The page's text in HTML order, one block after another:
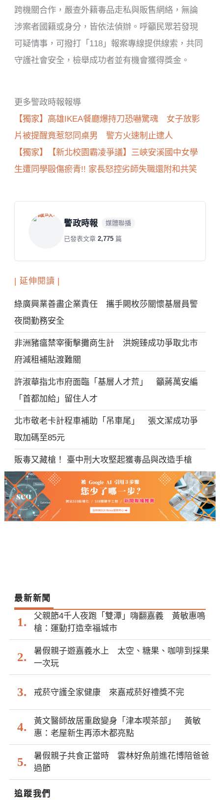
跨機關合作，嚴查外籍毒品走私與販售網絡，無論
涉案者國籍或身分，皆依法偵辦。呼籲民眾若發現
可疑情事，可撥打「118」報案專線提供線索，共同
守護社會安全，檢舉成功者並有機會獲得獎金。
更多警政時報報導
【獨家】高雄IKEA餐廳爆持刀恐嚇驚魂 女子放影
片被提醒竟惹怒同桌男 警方火速制止逮人
【獨家】【新北校園霸凌爭議】三峽安溪國中女學
生遭同學毆傷瘀青!! 家長怒控劣師失職還附和共笑
警政時報 媒體聯播
已發表文章2,775 篇
| 延伸閱讀 |
綠廣興業善盡企業責任 攜手闕枚莎關懷基層員警
夜間勤務安全
非洲豬瘟禁宰衝擊攤商生計 洪婉臻成功爭取北市
府減租補貼渡難關
許淑華指北市府面臨「基層人才荒」 籲蔣萬安編
「首都加給」留住人才
北市敬老卡計程車補助「吊車尾」 張文潔成功爭
取加碼至85元
販毒又藏槍！ 臺中刑大攻堅起獲毒品與改造手槍
最新新聞
父親節4千人夜跑「雙潭」嗨翻嘉義 黃敏惠鳴
槍：運動打造幸福城市
暑假親子遊嘉義水上 太空、糖果、咖啡到採果
一次玩
戒菸守護全家健康 來嘉戒菸好禮獎不完
黃文醫師故居重啟變身「津本喫茶部」 黃敏
惠：老屋新生再添木都亮點
暑假親子共食正當時 雲林好魚前進花博陪爸爸
過節
追蹤我們